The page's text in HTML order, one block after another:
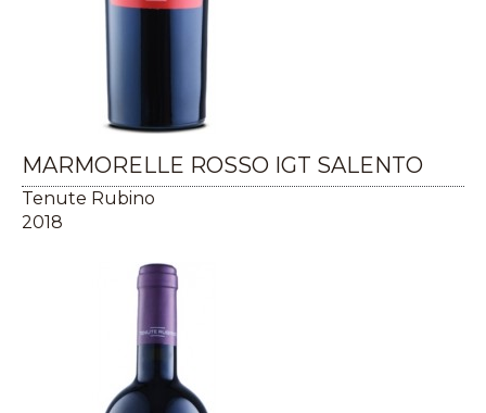
MARMORELLE ROSSO IGT SALENTO
Tenute Rubino
2018